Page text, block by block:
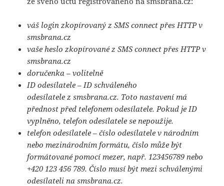
váš login zkopírovaný z SMS connect přes HTTP v
smsbrana.cz
vaše heslo zkopírované z SMS connect přes HTTP v
smsbrana.cz
doručenka – volitelně
ID odesílatele – ID schváleného
odesílatele z smsbrana.cz. Toto nastavení má
přednost před telefonem odesílatele. Pokud je ID
vyplněno, telefon odesílatele se nepoužije.
telefon odesílatele – číslo odesílatele v národním
nebo mezinárodním formátu, číslo může být
formátované pomocí mezer, např. 123456789 nebo
+420 123 456 789. Číslo musí být mezi schválenými
odesílateli na smsbrana.cz.